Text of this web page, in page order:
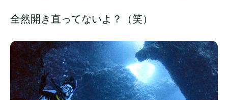
全然開き直ってないよ？（笑）